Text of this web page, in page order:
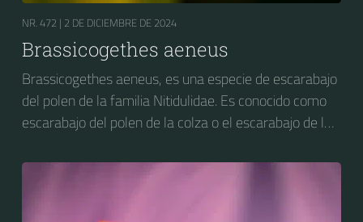
NR. 472 | 2 DE DICIEMBRE DE 2024
Brassicogethes aeneus
Brassicogethes aeneus, es una especie de escarabajo
del polen de la familia Nitidulidae. Es conocido como
escarabajo del polen de la colza o el escarabajo de la
Meligethes aeneus.